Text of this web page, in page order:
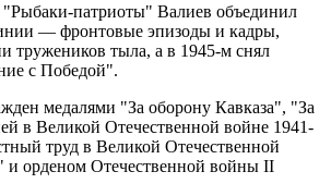
патриоты" Валиев объединил
— фронтовые эпизоды и кадры,
тружеников тыла, а в 1945-м снял
с Победой".
медалями "За оборону Кавказа", "За
в Великой Отечественной войне 1941-
труд в Великой Отечественной
и орденом Отечественной войны II